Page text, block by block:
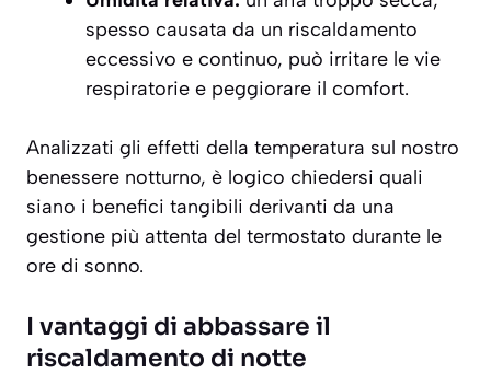
spesso causata da un riscaldamento
eccessivo e continuo, può irritare le vie
respiratorie e peggiorare il comfort.
Analizzati gli effetti della temperatura sul nostro
benessere notturno, è logico chiedersi quali
siano i benefici tangibili derivanti da una
gestione più attenta del termostato durante le
ore di sonno.
I vantaggi di abbassare il
riscaldamento di notte